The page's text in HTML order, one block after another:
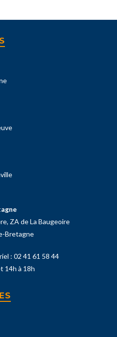
ZA de La Baugeoire
Bretagne
: 02 41 61 58 44
14h à 18h